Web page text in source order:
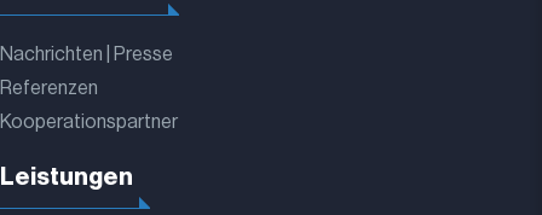
Nachrichten | Presse
Referenzen
Kooperationspartner
Leistungen